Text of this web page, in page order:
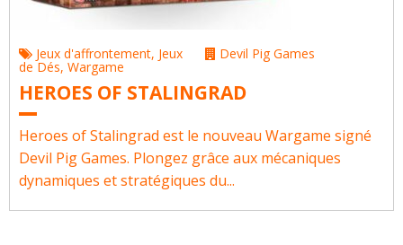
Jeux d'affrontement, Jeux
de Dés,Wargame
Devil Pig Games
HEROES OF STALINGRAD
Heroes of Stalingrad est le nouveau Wargame signé
Devil Pig Games. Plongez grâce aux mécaniques
dynamiques et stratégiques du...